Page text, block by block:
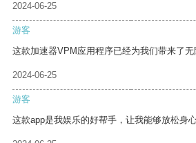
2024-06-25
游客
这款加速器VPM应用程序已经为我们带来了无
2024-06-25
游客
这款app是我娱乐的好帮手，让我能够放松身